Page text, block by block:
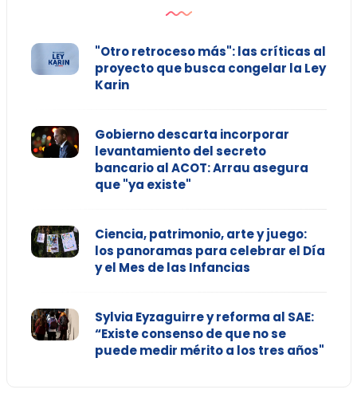
"Otro retroceso más": las críticas al
proyecto que busca congelar la Ley
Karin
Gobierno descarta incorporar
levantamiento del secreto
bancario al ACOT: Arrau asegura
que "ya existe"
Ciencia, patrimonio, arte y juego:
los panoramas para celebrar el Día
y el Mes de las Infancias
Sylvia Eyzaguirre y reforma al SAE:
“Existe consenso de que no se
puede medir mérito a los tres años"